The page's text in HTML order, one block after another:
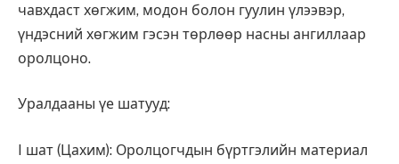
чавхдаст хөгжим, модон болон гуулин үлээвэр,
үндэсний хөгжим гэсэн төрлөөр насны ангиллаар
оролцоно.
Уралдааны үе шатууд:
I шат (Цахим): Оролцогчдын бүртгэлийн материал